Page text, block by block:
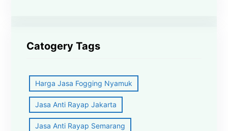
Catogery Tags
Harga Jasa Fogging Nyamuk
Jasa Anti Rayap Jakarta
Jasa Anti Rayap Semarang